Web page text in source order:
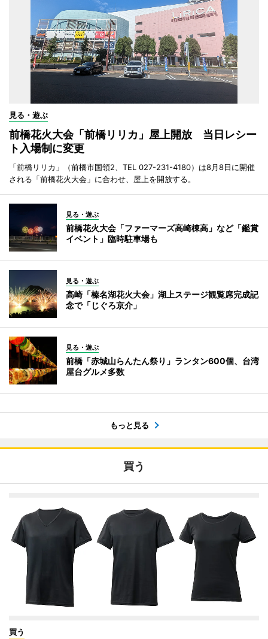
見る・遊ぶ
前橋花火大会「前橋リリカ」屋上開放 当日レシー
ト入場制に変更
「前橋リリカ」（前橋市国領2、TEL 027-231-4180）は8月8日に開催
される「前橋花火大会」に合わせ、屋上を開放する。
見る・遊ぶ
前橋花火大会「ファーマーズ高崎棟高」など「鑑賞
イベント」臨時駐車場も
見る・遊ぶ
高崎「榛名湖花火大会」湖上ステージ観覧席完成記
念で「じぐろ京介」
見る・遊ぶ
前橋「赤城山らんたん祭り」ランタン600個、台湾
屋台グルメ多数
もっと見る
買う
買う